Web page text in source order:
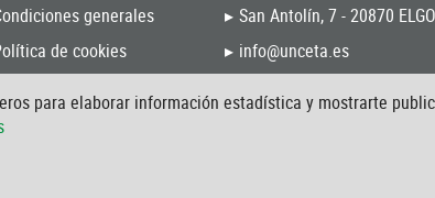
para elaborar información estadística y mostrarte
generales
de cookies
Legal
San Antolín, 7 - 20870
info@unceta.es